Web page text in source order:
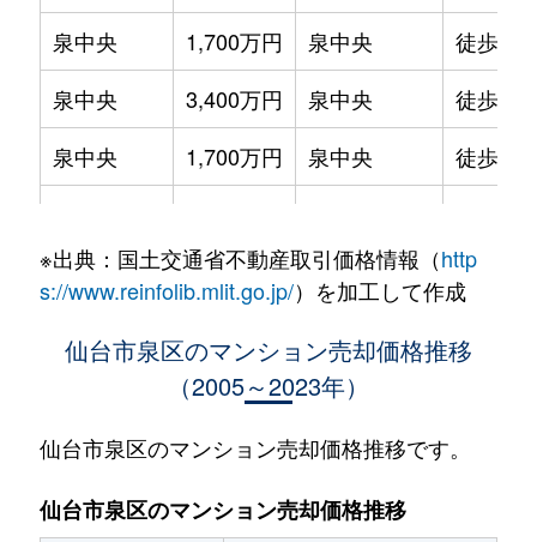
泉中央
1,700万円 泉中央
徒歩10
泉中央
3,400万円 泉中央
徒歩4分
泉中央
1,700万円 泉中央
徒歩8分
泉中央
3,600万円 泉中央
徒歩8分
3,800万円 泉中央
泉中央
2,200万円 泉中央
泉中央
3,700万円 泉中央
※出典：国土交通省不動産取引価格情報（http
s://www.reinfolib.mlit.go.jp/）を加工して作成
仙台市泉区のマンション売却価格推移
（2005～2023年）
仙台市泉区のマンション売却価格推移です。
仙台市泉区のマンション売却価格推移